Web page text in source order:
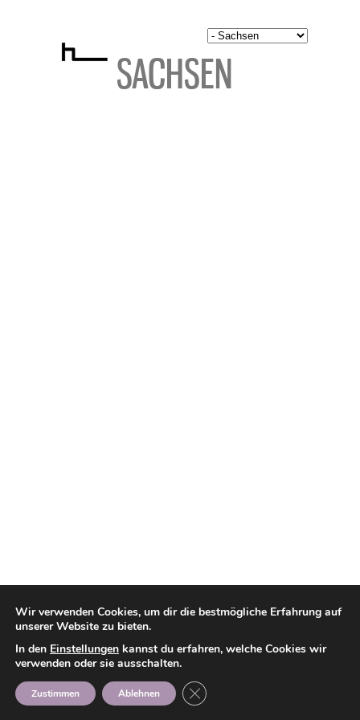
SACHSEN
Wir verwenden Cookies, um dir die bestmögliche Erfahrung auf
unserer Website zu bieten.
In den Einstellungen kannst du erfahren, welche Cookies wir
verwenden oder sie ausschalten.
Zustimmen Ablehnen GDPR Cookie-Banner schließen